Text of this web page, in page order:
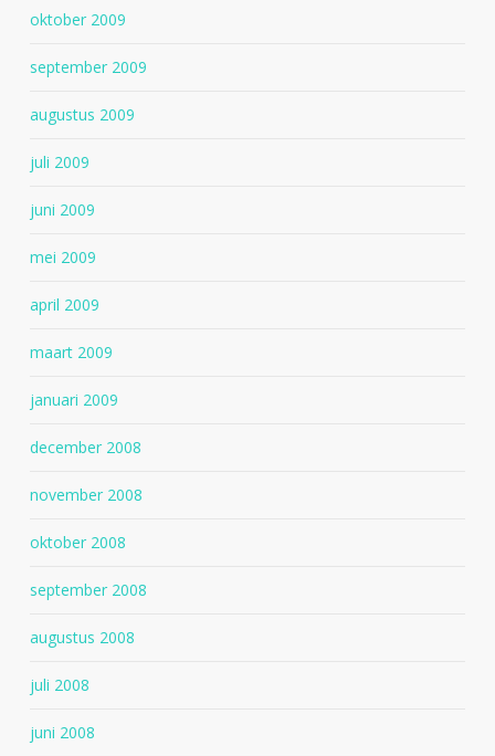
oktober 2009
september 2009
augustus 2009
juli 2009
juni 2009
mei 2009
april 2009
maart 2009
januari 2009
december 2008
november 2008
oktober 2008
september 2008
augustus 2008
juli 2008
juni 2008